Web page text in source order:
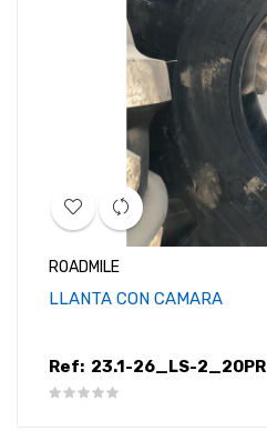
ROADMILE
LLANTA CON CAMARA
Ref: 23.1-26_LS-2_20PR